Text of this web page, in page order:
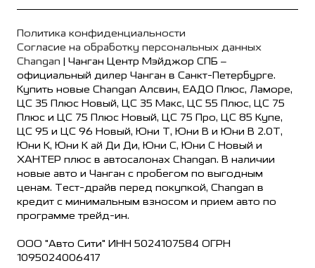
Политика конфиденциальности
Согласие на обработку персональных данных
Changan | Чанган Центр Мэйджор СПБ –
официальный дилер Чанган в Санкт-Петербурге.
Купить новые Changan Алсвин, ЕАДО Плюс, Ламоре,
ЦС 35 Плюс Новый, ЦС 35 Макс, ЦС 55 Плюс, ЦС 75
Плюс и ЦС 75 Плюс Новый, ЦС 75 Про, ЦС 85 Купе,
ЦС 95 и ЦС 96 Новый, Юни Т, Юни В и Юни В 2.0Т,
Юни К, Юни К ай Ди Ди, Юни С, Юни С Новый и
ХАНТЕР плюс в автосалонах Changan. В наличии
новые авто и Чанган с пробегом по выгодным
ценам. Тест-драйв перед покупкой, Changan в
кредит с минимальным взносом и прием авто по
программе трейд-ин.
ООО "Авто Сити" ИНН 5024107584 ОГРН
1095024006417